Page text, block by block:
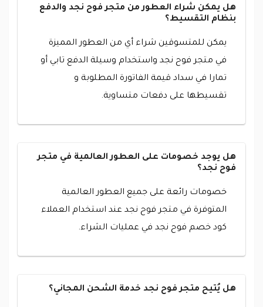
هل يمكن شراء العطور من متجر فوح نجد والدفع
بنظام التقسيط؟
يمكن للمتسوقين شراء أي من العطور المميزة
في متجر فوح نجد واستخدام وسيلة الدفع تابي أو
تمارا في سداد قيمة الفاتورة المطلوبة و
تقسيطها على دفعات متساوية.
هل يوجد خصومات على العطور العالمية في متجر
فوح نجد؟
خصومات رائعة على جميع العطور العالمية
المتوفرة في متجر فوح نجد عند استخدام العملاء
كود خصم فوح نجد في عمليات الشراء.
هل يُتيح متجر فوح نجد خدمة الشحن المجاني؟